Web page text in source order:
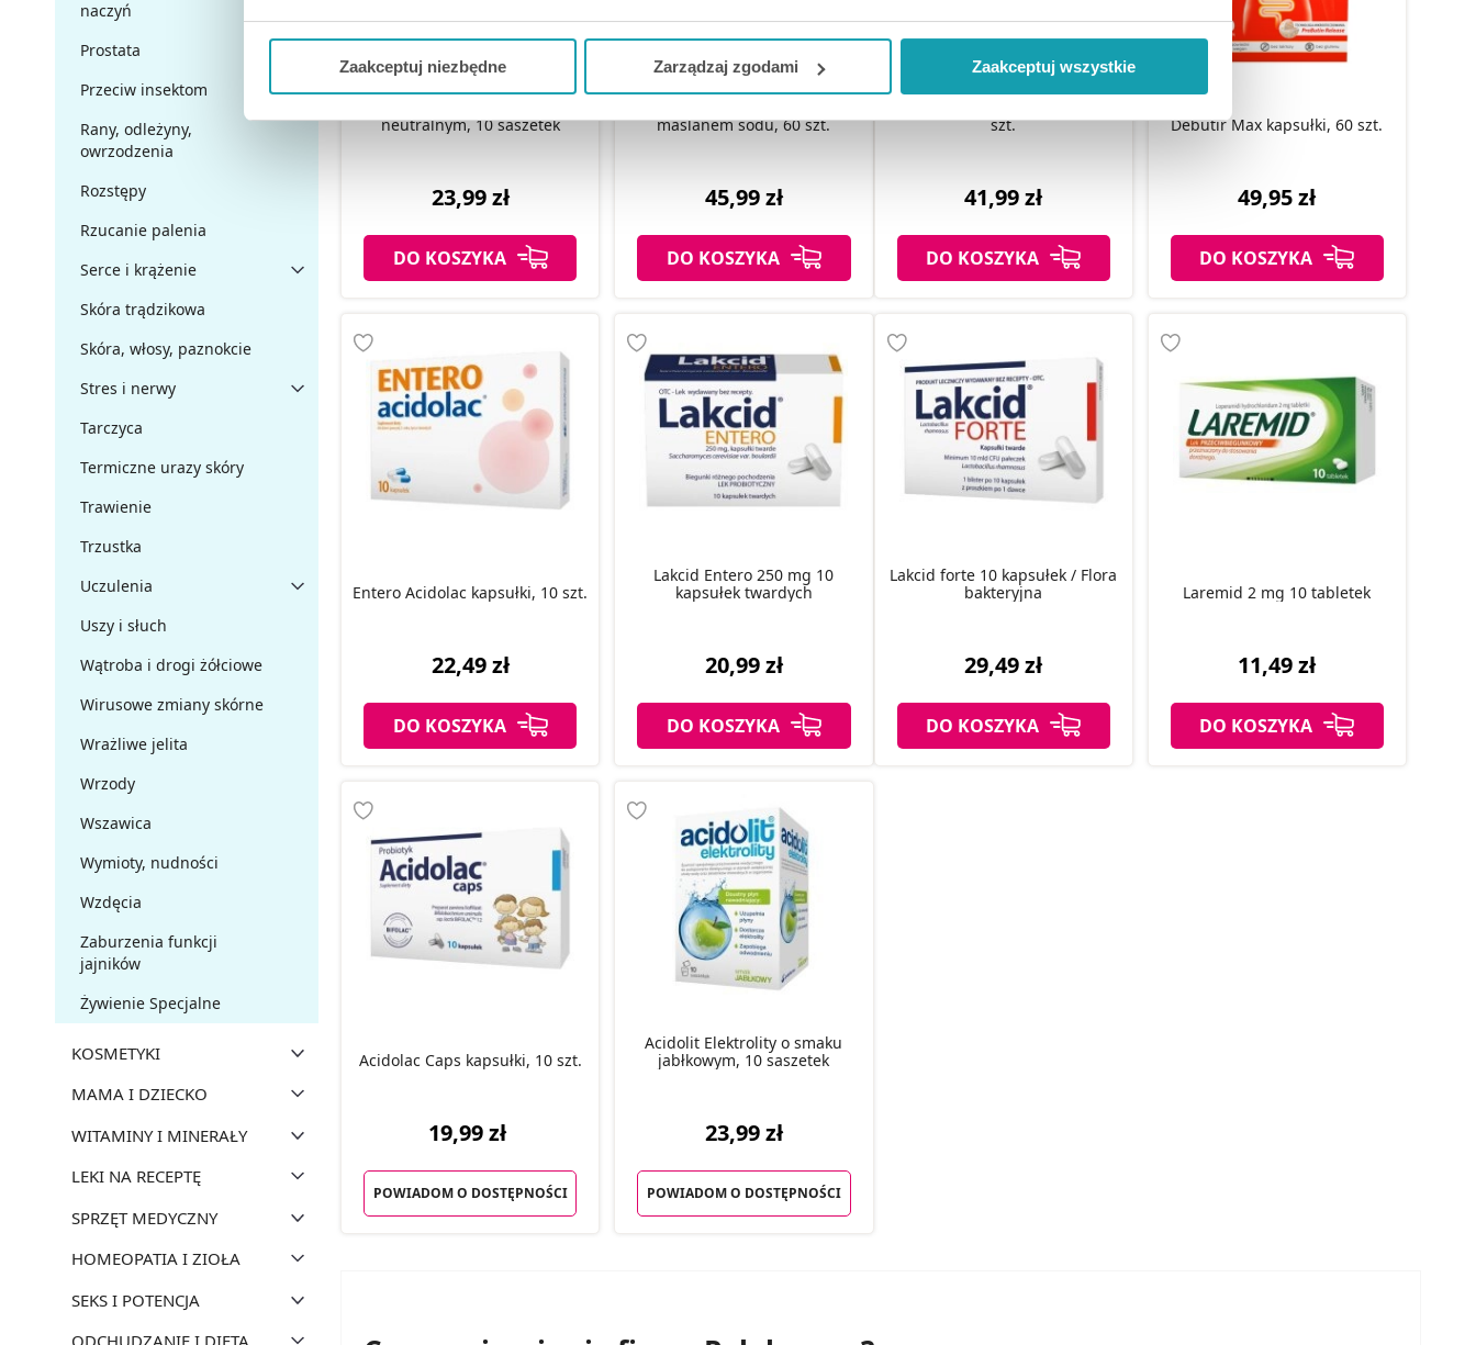
Jeżeli chcesz dostosować swoją zgodę i wybrać tylko niektóre dodatkowe funkcje, z którymi wiąże się zbieranie danych o
Ciebie danych, które nie są niezbędne dla funkcjonowania Strony. Będzie się to jednak wiązało z brakiem dostępu do
Zaakceptuj niezbędne Zarządzaj zgodami Zaakceptuj wszystkie
naczyń
Prostata
Przeciw insektom
Rany, odleżyny,
owrzodzenia
Rozstępy
Rzucanie palenia
Serce i krążenie
Skóra trądzikowa
Skóra, włosy, paznokcie
Stres i nerwy
Tarczyca
Termiczne urazy skóry
Trawienie
Trzustka
Uczulenia
Uszy i słuch
Wątroba i drogi żółciowe
Wirusowe zmiany skórne
Wrażliwe jelita
Wrzody
Wszawica
Wymioty, nudności
Wzdęcia
Zaburzenia funkcji
jajników
Żywienie Specjalne
KOSMETYKI
MAMA I DZIECKO
WITAMINY I MINERAŁY
LEKI NA RECEPTĘ
SPRZĘT MEDYCZNY
HOMEOPATIA I ZIOŁA
SEKS I POTENCJA
neutralnym, 10 saszetek
23,99 zł
DO KOSZYKA
maślanem sodu, 60 szt.
45,99 zł
DO KOSZYKA
Debutir kapsułki na choroby
szt.
41,99 zł
DO KOSZYKA
Debutir Max kapsułki, 60 szt.
49,95 zł
DO KOSZYKA
Entero Acidolac kapsułki, 10 szt.
22,49 zł
DO KOSZYKA
Lakcid Entero 250 mg 10
kapsułek twardych
20,99 zł
DO KOSZYKA
Lakcid forte 10 kapsułek / Flora
bakteryjna
29,49 zł
DO KOSZYKA
Laremid 2 mg 10 tabletek
11,49 zł
DO KOSZYKA
Acidolac Caps kapsułki, 10 szt.
19,99 zł
POWIADOM O DOSTĘPNOŚCI
Acidolit Elektrolity o smaku
jabłkowym, 10 saszetek
23,99 zł
POWIADOM O DOSTĘPNOŚCI